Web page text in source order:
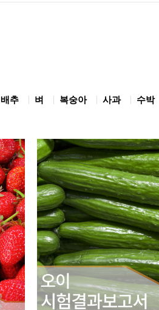
배추 벼 복숭아 사과 수박